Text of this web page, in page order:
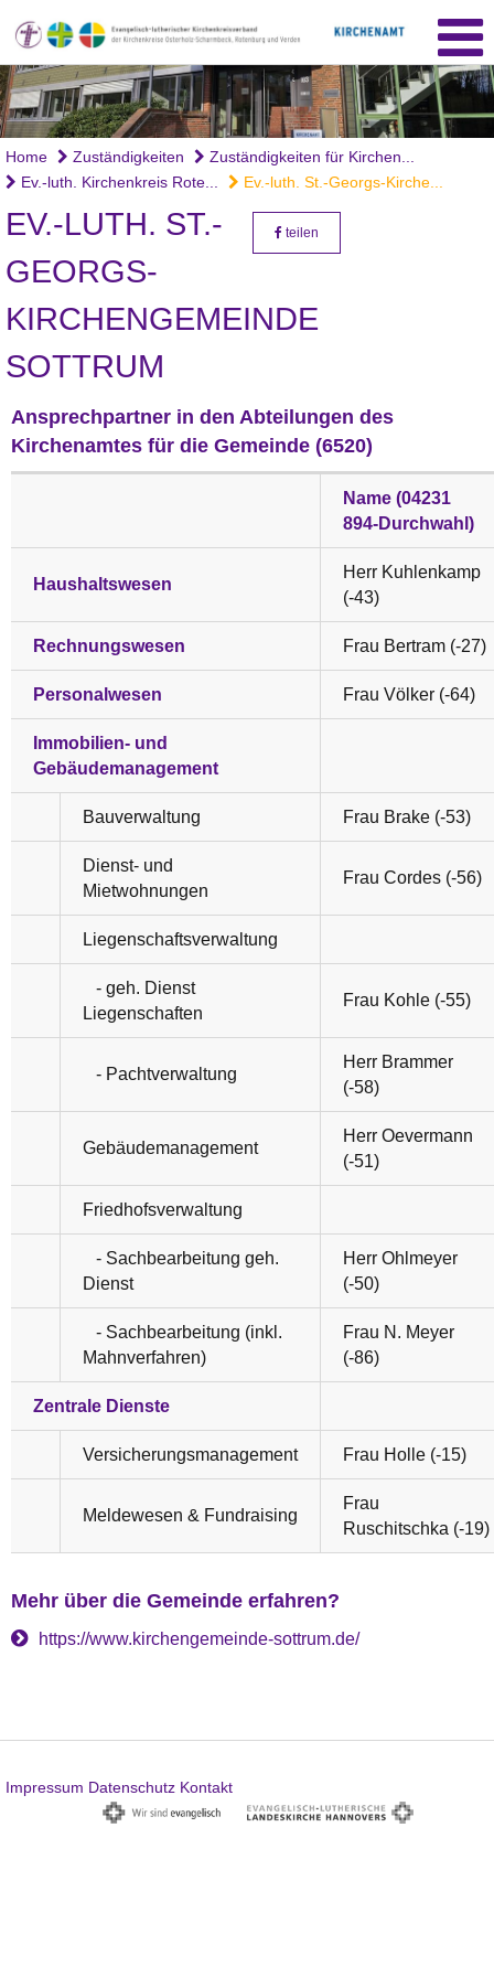
Home Zuständigkeiten
Zuständigkeiten für Kirchen...
Ev.-luth. Kirchenkreis Rote...
Ev.-luth. St.-Georgs-Kirche...
EV.-LUTH. ST.-
GEORGS-
KIRCHENGEMEINDE
SOTTRUM
teilen
Ansprechpartner in den Abteilungen des
Kirchenamtes für die Gemeinde (6520)
Name (04231
894-Durchwahl)
Haushaltswesen
Herr Kuhlenkamp
(-43)
Rechnungswesen Frau Bertram (-27)
Personalwesen Frau Völker (-64)
Immobilien- und
Gebäudemanagement
Bauverwaltung Frau Brake (-53)
Dienst- und
Mietwohnungen
Frau Cordes (-56)
Liegenschaftsverwaltung
- geh. Dienst
Liegenschaften
Frau Kohle (-55)
- Pachtverwaltung
Herr Brammer
(-58)
Gebäudemanagement
Herr Oevermann
(-51)
Friedhofsverwaltung
- Sachbearbeitung geh.
Dienst
Herr Ohlmeyer
(-50)
- Sachbearbeitung (inkl.
Mahnverfahren)
Frau N. Meyer
(-86)
Zentrale Dienste
Versicherungsmanagement Frau Holle (-15)
Meldewesen & Fundraising
Frau
Ruschitschka (-19)
Mehr über die Gemeinde erfahren?
https://www.kirchengemeinde-sottrum.de/
Impressum Datenschutz Kontakt